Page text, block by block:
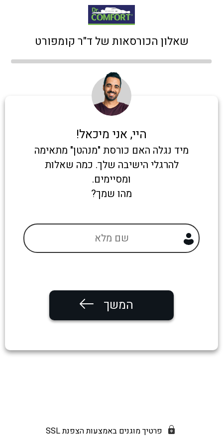
שאלון הכורסאות של ד"ר קומפורט
היי, אני מיכאל!
מיד נגלה האם כורסת "מנהטן" מתאימה
להרגלי הישיבה שלך. כמה שאלות
ומסיימים.
מהו שמך?
המשך
פרטיך מוגנים באמצעות הצפנת SSL